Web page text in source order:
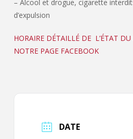
– Alcool et drogue, cigarette
d’expulsion
HORAIRE DÉTAILLÉ DE L’ÉTAT
NOTRE PAGE FACEBOOK
DATE